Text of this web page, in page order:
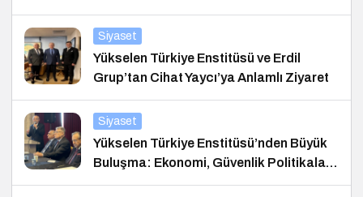
Siyaset
Yükselen Türkiye Enstitüsü ve Erdil
Grup’tan Cihat Yaycı’ya Anlamlı Ziyaret
Siyaset
Yükselen Türkiye Enstitüsü’nden Büyük
Buluşma: Ekonomi, Güvenlik Politikaları
ve Hukuk Konferansı